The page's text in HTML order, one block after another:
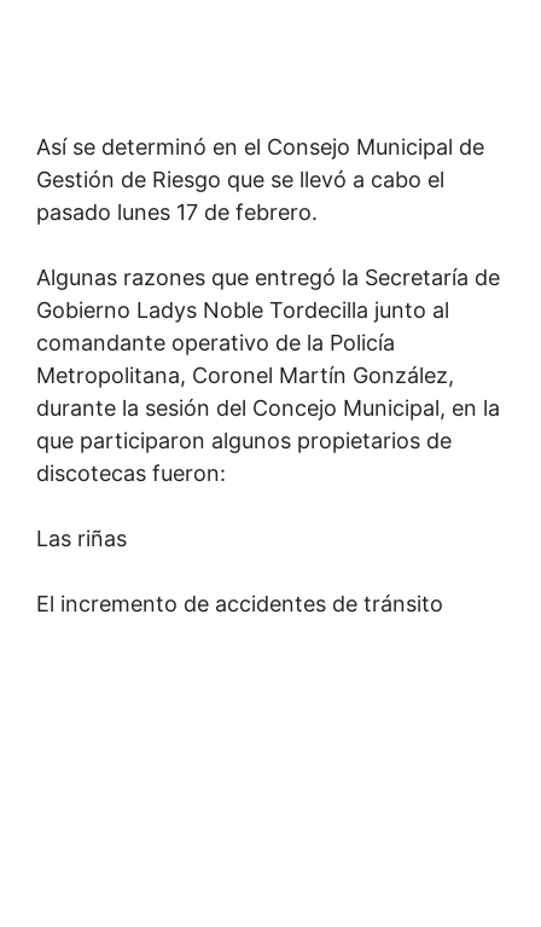
Así se determinó en el Consejo Municipal de
Gestión de Riesgo que se llevó a cabo el
pasado lunes 17 de febrero.
Algunas razones que entregó la Secretaría de
Gobierno Ladys Noble Tordecilla junto al
comandante operativo de la Policía
Metropolitana, Coronel Martín González,
durante la sesión del Concejo Municipal, en la
que participaron algunos propietarios de
discotecas fueron:
Las riñas
El incremento de accidentes de tránsito